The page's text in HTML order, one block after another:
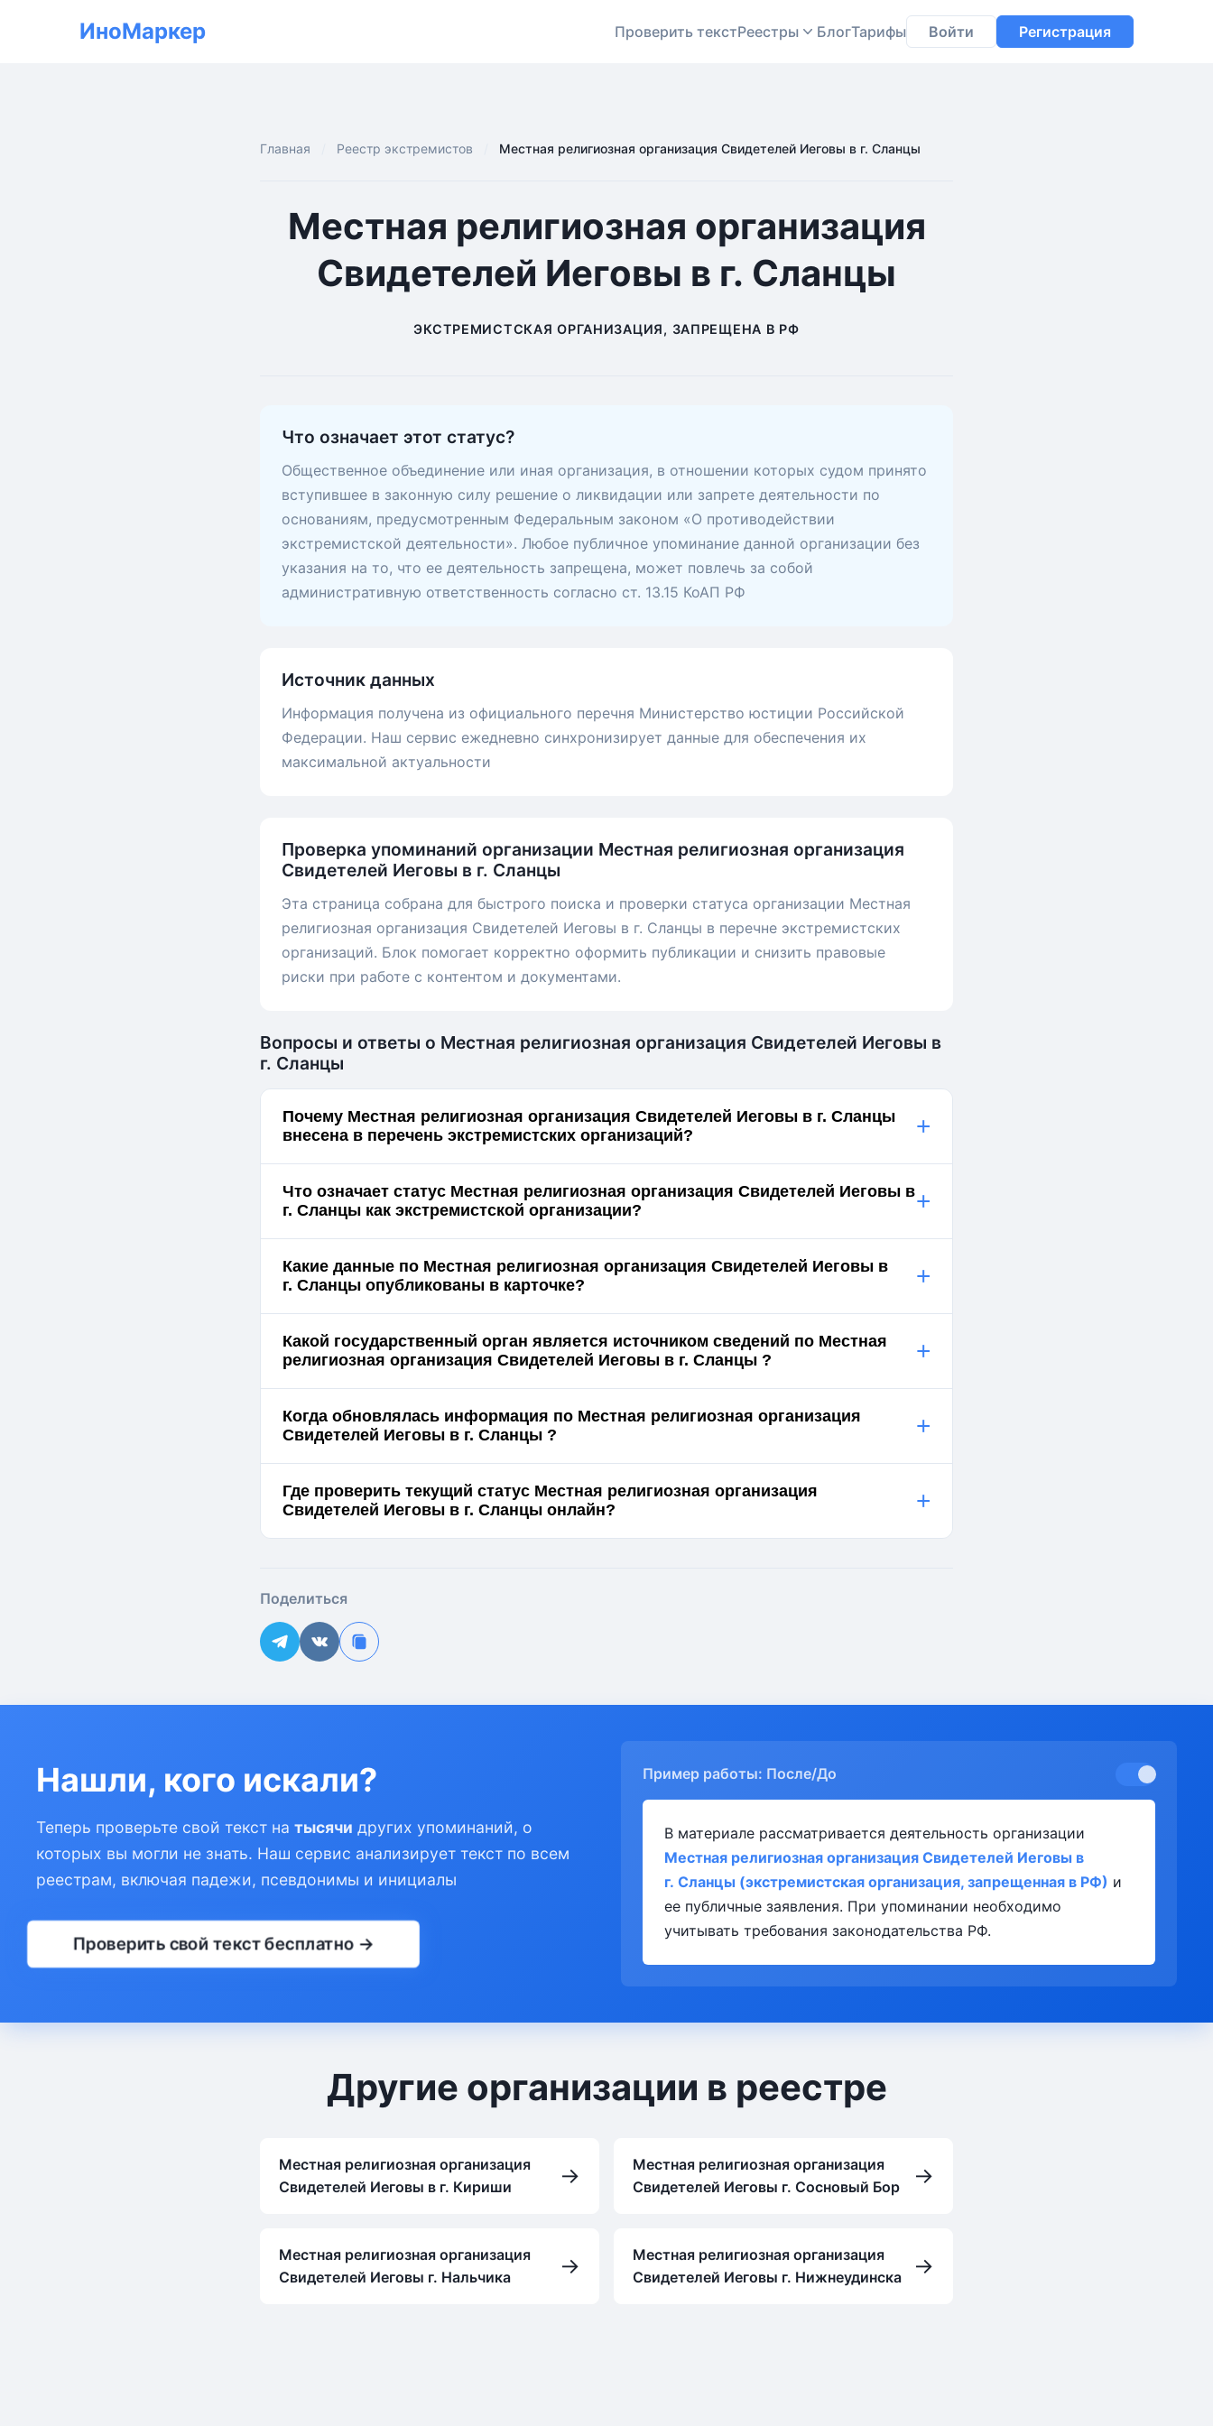
ИноМаркер Проверить текстРеестры БлогТарифы Войти Регистрация
Главная Реестр экстремистов Местная религиозная организация Свидетелей Иеговы в г. Сланцы
Местная религиозная организация
Свидетелей Иеговы в г. Сланцы
ЭКСТРЕМИСТСКАЯ ОРГАНИЗАЦИЯ, ЗАПРЕЩЕНА В РФ
Что означает этот статус?
Общественное объединение или иная организация, в отношении которых судом принято
вступившее в законную силу решение о ликвидации или запрете деятельности по
основаниям, предусмотренным Федеральным законом «О противодействии
экстремистской деятельности». Любое публичное упоминание данной организации без
указания на то, что ее деятельность запрещена, может повлечь за собой
административную ответственность согласно ст. 13.15 КоАП РФ
Источник данных
Информация получена из официального перечня Министерство юстиции Российской
Федерации. Наш сервис ежедневно синхронизирует данные для обеспечения их
максимальной актуальности
Проверка упоминаний организации Местная религиозная организация
Свидетелей Иеговы в г. Сланцы
Эта страница собрана для быстрого поиска и проверки статуса организации Местная
религиозная организация Свидетелей Иеговы в г. Сланцы в перечне экстремистских
организаций. Блок помогает корректно оформить публикации и снизить правовые
риски при работе с контентом и документами.
Вопросы и ответы о Местная религиозная организация Свидетелей Иеговы в
г. Сланцы
Почему Местная религиозная организация Свидетелей Иеговы в г. Сланцы
внесена в перечень экстремистских организаций?
+
Что означает статус Местная религиозная организация Свидетелей Иеговы в
г. Сланцы как экстремистской организации?
+
Какие данные по Местная религиозная организация Свидетелей Иеговы в
г. Сланцы опубликованы в карточке?
+
Какой государственный орган является источником сведений по Местная
религиозная организация Свидетелей Иеговы в г. Сланцы ?
+
Когда обновлялась информация по Местная религиозная организация
Свидетелей Иеговы в г. Сланцы ?
+
Где проверить текущий статус Местная религиозная организация
Свидетелей Иеговы в г. Сланцы онлайн?
+
Поделиться
Нашли, кого искали?
Теперь проверьте свой текст на тысячи других упоминаний, о
которых вы могли не знать. Наш сервис анализирует текст по всем
реестрам, включая падежи, псевдонимы и инициалы
Проверить свой текст бесплатно →
Пример работы: После/До
В материале рассматривается деятельность организации
Местная религиозная организация Свидетелей Иеговы в
г. Сланцы (экстремистская организация, запрещенная в РФ) и
ее публичные заявления. При упоминании необходимо
учитывать требования законодательства РФ.
Другие организации в реестре
Местная религиозная организация
Свидетелей Иеговы в г. Кириши
→
Местная религиозная организация
Свидетелей Иеговы г. Сосновый Бор
→
Местная религиозная организация
Свидетелей Иеговы г. Нальчика
→
Местная религиозная организация
Свидетелей Иеговы г. Нижнеудинска
→